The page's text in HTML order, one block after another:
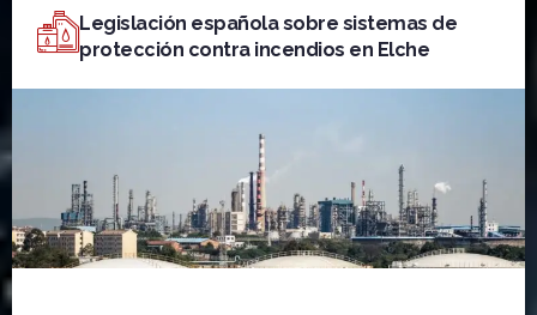
Legislación española sobre sistemas de
protección contra incendios en Elche